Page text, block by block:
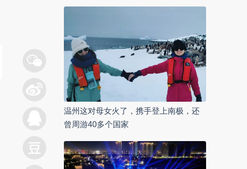
温州这对母女火了，携手登上南极，还
曾周游40多个国家